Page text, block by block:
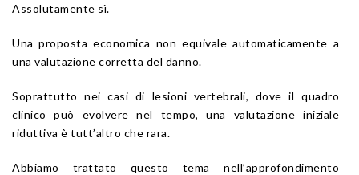
Assolutamente sì.
Una proposta economica non equivale automaticamente a
una valutazione corretta del danno.
Soprattutto nei casi di lesioni vertebrali, dove il quadro
clinico può evolvere nel tempo, una valutazione iniziale
riduttiva è tutt’altro che rara.
Abbiamo trattato questo tema nell’approfondimento